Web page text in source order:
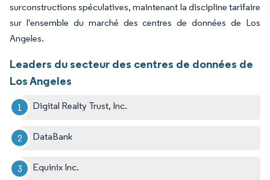
surconstructions spéculatives, maintenant la discipline tarifaire
sur l'ensemble du marché des centres de données de Los
Angeles.
Leaders du secteur des centres de données de
Los Angeles
Digital Realty Trust, Inc.
DataBank
Equinix Inc.